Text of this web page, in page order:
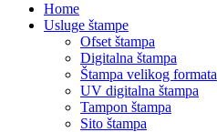
Home
Usluge štampe
Ofset štampa
Digitalna štampa
Štampa velikog formata
UV digitalna štampa
Tampon štampa
Sito štampa